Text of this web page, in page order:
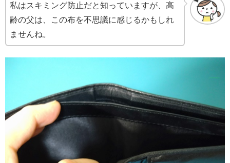
私はスキミング防止だと知っていますが、高
齢の父は、この布を不思議に感じるかもしれ
ませんね。